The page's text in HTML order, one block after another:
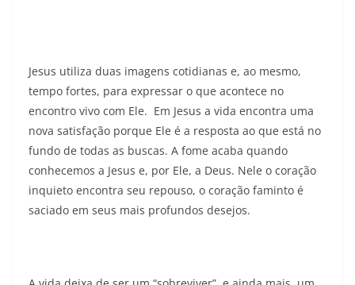
Jesus utiliza duas imagens cotidianas e, ao mesmo,
tempo fortes, para expressar o que acontece no
encontro vivo com Ele. Em Jesus a vida encontra uma
nova satisfação porque Ele é a resposta ao que está no
fundo de todas as buscas. A fome acaba quando
conhecemos a Jesus e, por Ele, a Deus. Nele o coração
inquieto encontra seu repouso, o coração faminto é
saciado em seus mais profundos desejos.